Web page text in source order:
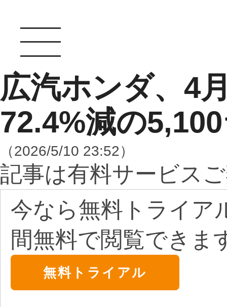
広汽ホンダ、4
72.4%減の
（2026/5/10 23:52）
記事は有料サービス
今なら無料トライア
間無料で閲覧できま
無料トライアル